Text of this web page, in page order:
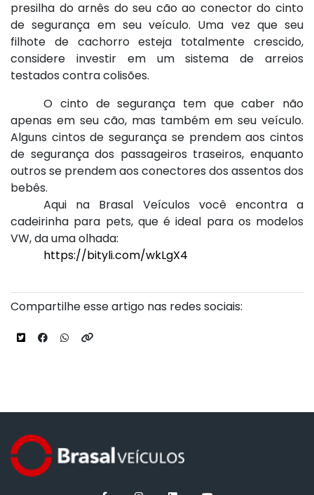
presilha do arnês do seu cão ao conector do cinto
de segurança em seu veículo. Uma vez que seu
filhote de cachorro esteja totalmente crescido,
considere investir em um sistema de arreios
testados contra colisões.
O cinto de segurança tem que caber não
apenas em seu cão, mas também em seu veículo.
Alguns cintos de segurança se prendem aos cintos
de segurança dos passageiros traseiros, enquanto
outros se prendem aos conectores dos assentos dos
bebês.
Aqui na Brasal Veículos você encontra a
cadeirinha para pets, que é ideal para os modelos
VW, da uma olhada:
https://bityli.com/wkLgX4
Compartilhe esse artigo nas redes sociais: